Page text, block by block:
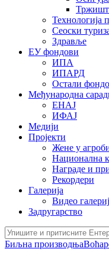
Технологија
Сеоски
Здравље
ЕУ фондови
ИПА
ИПАРД
Остали
Међународна
ЕНАЈ
ИФАЈ
Медији
Пројекти
Жене у
Национална
Награде и
Рекордери
Галерија
Видео
Задругарство
Биљна производња